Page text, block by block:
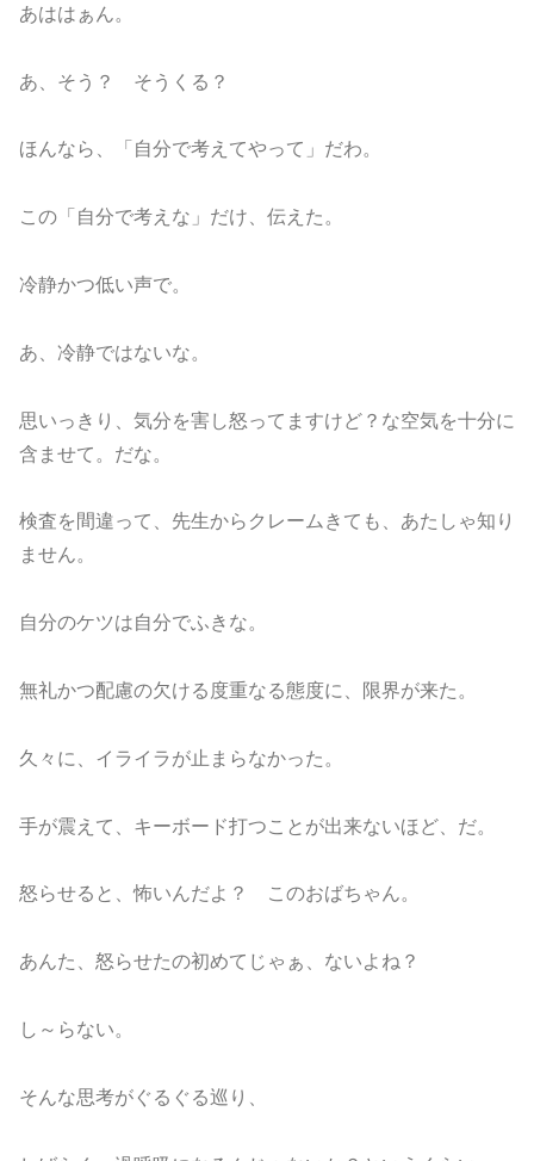
あははぁん。
あ、そう？ そうくる？
ほんなら、「自分で考えてやって」だわ。
この「自分で考えな」だけ、伝えた。
冷静かつ低い声で。
あ、冷静ではないな。
思いっきり、気分を害し怒ってますけど？な空気を十分に
含ませて。だな。
検査を間違って、先生からクレームきても、あたしゃ知り
ません。
自分のケツは自分でふきな。
無礼かつ配慮の欠ける度重なる態度に、限界が来た。
久々に、イライラが止まらなかった。
手が震えて、キーボード打つことが出来ないほど、だ。
怒らせると、怖いんだよ？ このおばちゃん。
あんた、怒らせたの初めてじゃぁ、ないよね？
し～らない。
そんな思考がぐるぐる巡り、